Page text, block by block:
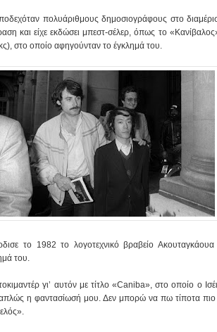
πολυάριθμους δημοσιογράφους στο
και είχε εκδώσει μπεστ-σέλερ, όπως το
στο οποίο αφηγούνταν το έγκλημά του.
το 1982 το λογοτεχνικό βραβείο
του.
γι’ αυτόν με τίτλο «Caniba», στο οποίο ο
η φαντασίωσή μου. Δεν μπορώ να πω τίποτα πιο